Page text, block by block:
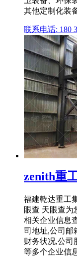
其他定制化装
联系电话: 180
zenith重
福建乾达重工
眼查 天眼查为
相关企业信息
司地址,公司邮
财务状况,公司
等多个企业信